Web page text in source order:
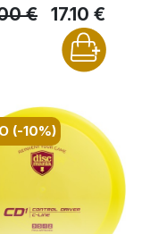
€ 17.10 €
(-10%)